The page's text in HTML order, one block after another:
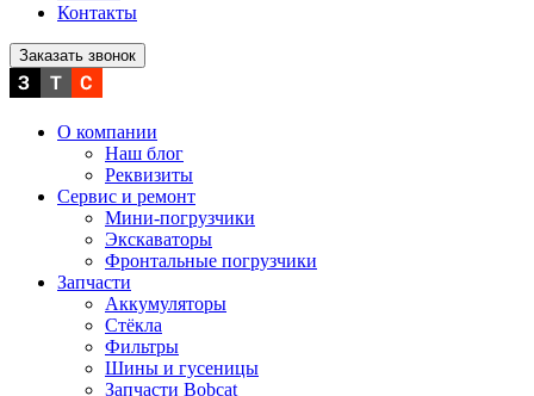
Контакты
Заказать звонок
О компании
Наш блог
Реквизиты
Сервис и ремонт
Мини-погрузчики
Экскаваторы
Фронтальные погрузчики
Запчасти
Аккумуляторы
Стёкла
Фильтры
Шины и гусеницы
Запчасти Bobcat